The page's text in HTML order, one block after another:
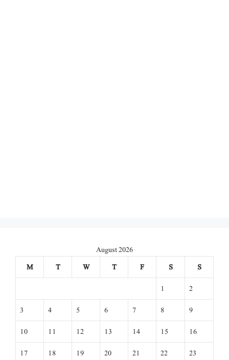
August 2026
M
T W T F S
S
1
2
3
4 5 6 7 8
9
10
11 12 13 14 15
16
17
18 19 20 21 22
23